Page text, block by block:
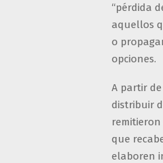
“pérdida
aquellos
o
opciones.
A partir
distribuir
que
elaboren